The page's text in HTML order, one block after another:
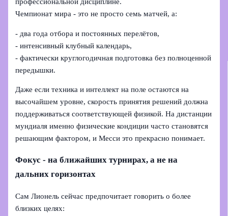
Чемпионат мира - это не просто семь матчей, а:
- два года отбора и постоянных перелётов,
- интенсивный клубный календарь,
- фактически круглогодичная подготовка без полноценной
передышки.
Даже если техника и интеллект на поле остаются на
высочайшем уровне, скорость принятия решений должна
поддерживаться соответствующей физикой. На дистанции
мундиаля именно физические кондиции часто становятся
решающим фактором, и Месси это прекрасно понимает.
Фокус - на ближайших турнирах, а не на
дальних горизонтах
Сам Лионель сейчас предпочитает говорить о более
близких целях: